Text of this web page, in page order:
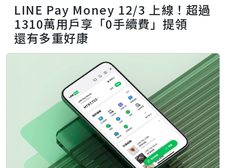
LINE Pay Money 12/3 上線！超過
1310萬用戶享「0手續費」提領
還有多重好康